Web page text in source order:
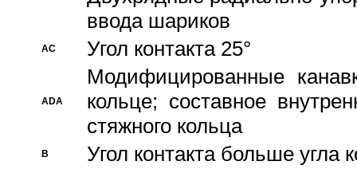
ввода шариков
AC Угол контакта 25°
ADA
Модифицированные
кольце; составное
стяжного кольца
B Угол контакта больше угла